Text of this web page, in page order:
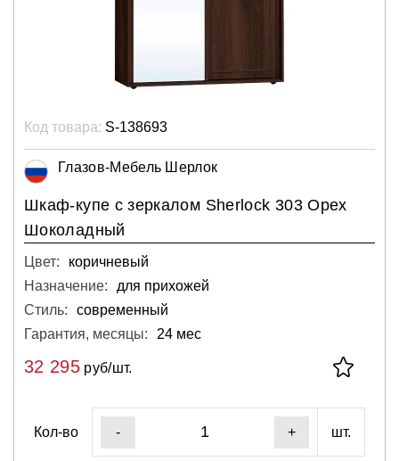
Код товара: S-138693
Глазов-Мебель Шерлок
Шкаф-купе с зеркалом Sherlock 303 Орех
Шоколадный
Цвет:
коричневый
Назначение:
для прихожей
Стиль:
современный
Гарантия, месяцы:
24 мес
32 295руб/шт.
Кол-во - + шт.